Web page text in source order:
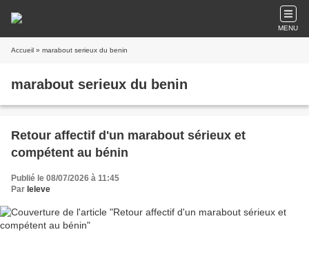
MENU
Accueil » marabout serieux du benin
marabout serieux du benin
Retour affectif d'un marabout sérieux et
compétent au bénin
Publié le 08/07/2026 à 11:45
Par leleve